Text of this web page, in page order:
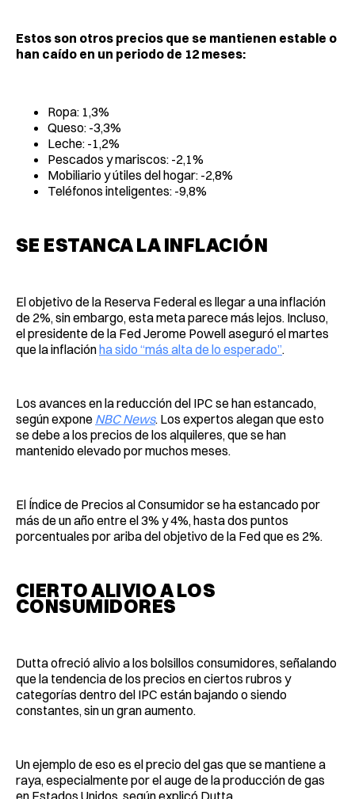
Estos son otros precios que se mantienen estable o
han caído en un periodo de 12 meses:
Ropa: 1,3%
Queso: -3,3%
Leche: -1,2%
Pescados y mariscos: -2,1%
Mobiliario y útiles del hogar: -2,8%
Teléfonos inteligentes: -9,8%
SE ESTANCA LA INFLACIÓN
El objetivo de la Reserva Federal es llegar a una inflación
de 2%, sin embargo, esta meta parece más lejos. Incluso,
el presidente de la Fed Jerome Powell aseguró el martes
que la inflaciónha sido “más alta de lo esperado”.
Los avances en la reducción del IPC se han estancado,
según expone NBC News. Los expertos alegan que esto
se debe a los precios de los alquileres, que se han
mantenido elevado por muchos meses.
El Índice de Precios al Consumidor se ha estancado por
más de un año entre el 3% y 4%, hasta dos puntos
porcentuales por ariba del objetivo de la Fed que es 2%.
CIERTO ALIVIO A LOS
CONSUMIDORES
Dutta ofreció alivio a los bolsillos consumidores, señalando
que la tendencia de los precios en ciertos rubros y
categorías dentro del IPC están bajando o siendo
constantes, sin un gran aumento.
Un ejemplo de eso es el precio del gas que se mantiene a
raya, especialmente por el auge de la producción de gas
en Estados Unidos, según explicó Dutta.